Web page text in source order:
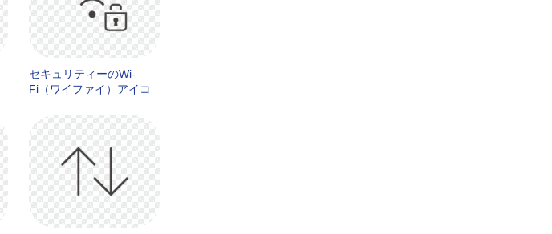
セキュリティーのWi-
Fi（ワイファイ）アイコ